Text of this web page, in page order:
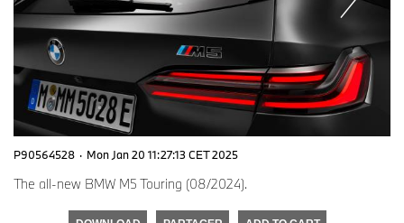
P90564528 · Mon Jan 20 11:27:13 CET 2025
The all-new BMW M5 Touring (08/2024).